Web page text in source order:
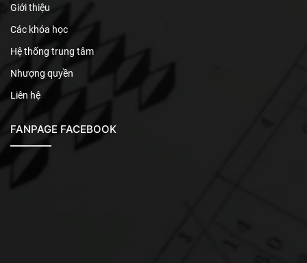
Giới thiệu
Các khóa học
Hệ thống trung tâm
Nhượng quyền
Liên hệ
FANPAGE FACEBOOK